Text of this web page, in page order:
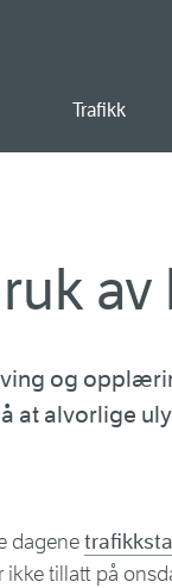
Trafikk
og
at alvorlige
dagene
tillatt på